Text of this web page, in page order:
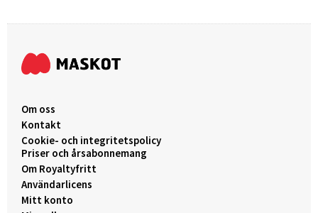
Om oss
Kontakt
Cookie- och integritetspolicy
Priser och årsabonnemang
Om Royaltyfritt
Användarlicens
Mitt konto